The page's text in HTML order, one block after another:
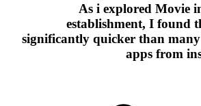
As i explored Movie
establishment, I found
significantly quicker than
apps from